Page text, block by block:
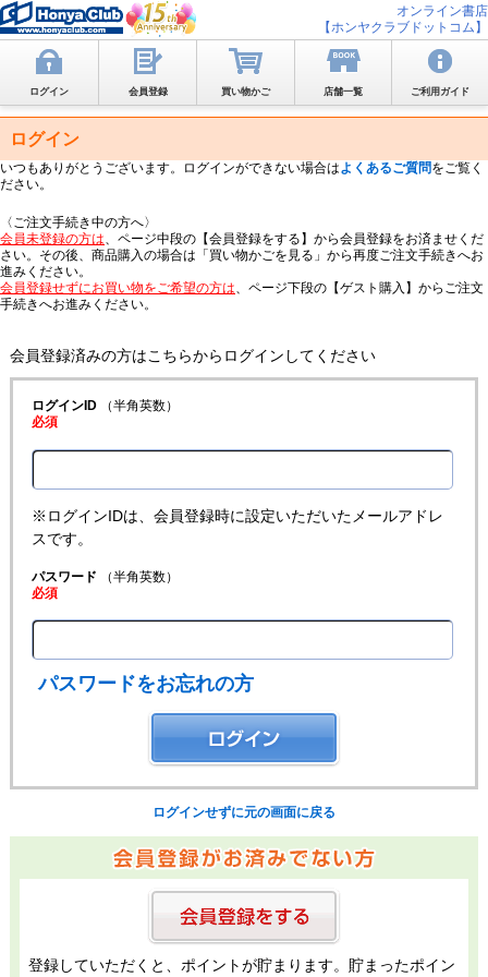
オンライン書店
【ホンヤクラブドットコム】
ログイン 会員登録 買い物かご 店舗一覧 ご利用ガイド
ログイン
いつもありがとうございます。ログインができない場合はよくあるご質問をご覧く
ださい。
〈ご注文手続き中の方へ〉
会員未登録の方は、ページ中段の【会員登録をする】から会員登録をお済ませくだ
さい。その後、商品購入の場合は「買い物かごを見る」から再度ご注文手続きへお
進みください。
会員登録せずにお買い物をご希望の方は、ページ下段の【ゲスト購入】からご注文
手続きへお進みください。
会員登録済みの方はこちらからログインしてください
ログインID（半角英数）
必須
※ログインIDは、会員登録時に設定いただいたメールアドレ
スです。
パスワード （半角英数）
必須
パスワードをお忘れの方
ログインせずに元の画面に戻る
登録していただくと、ポイントが貯まります。貯まったポイン